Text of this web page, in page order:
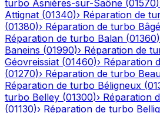
turbo Asnières-sur-Saône (01570)
Attignat (01340)› Réparation de
(01380)› Réparation de turbo
Réparation de turbo Balan (01360)
Baneins (01990)› Réparation de
Géovreissiat (01460)› Réparation
(01270)› Réparation de turbo
Réparation de turbo Béligneux (
turbo Belley (01300)› Réparation
(01130)› Réparation de turbo